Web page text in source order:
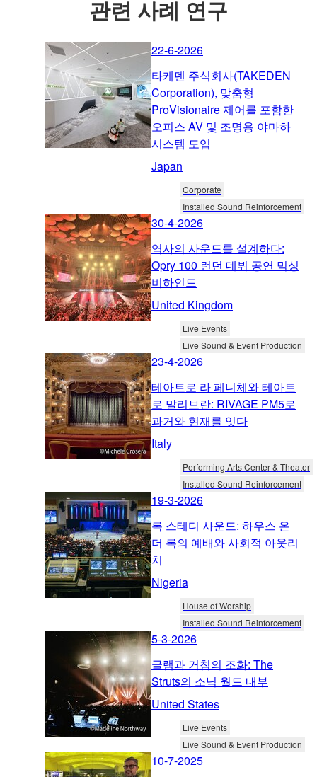
관련 사례 연구
22-6-2026
타케덴 주식회사(TAKEDEN
Corporation), 맞춤형
ProVisionaire 제어를 포함한
오피스 AV 및 조명용 야마하
시스템 도입
Japan
Corporate
Installed Sound Reinforcement
30-4-2026
역사의 사운드를 설계하다:
Opry 100 런던 데뷔 공연 믹싱
비하인드
United Kingdom
Live Events
Live Sound & Event Production
23-4-2026
테아트로 라 페니체와 테아트
로 말리브란: RIVAGE PM5로
과거와 현재를 잇다
Italy
Performing Arts Center & Theater
Installed Sound Reinforcement
19-3-2026
록 스테디 사운드: 하우스 온
더 록의 예배와 사회적 아웃리
치
Nigeria
House of Worship
Installed Sound Reinforcement
5-3-2026
글램과 거침의 조화: The
Struts의 소닉 월드 내부
United States
Live Events
Live Sound & Event Production
10-7-2025